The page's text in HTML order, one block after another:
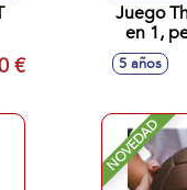
€
Juego
en 1,
5 años
NOVEDAD